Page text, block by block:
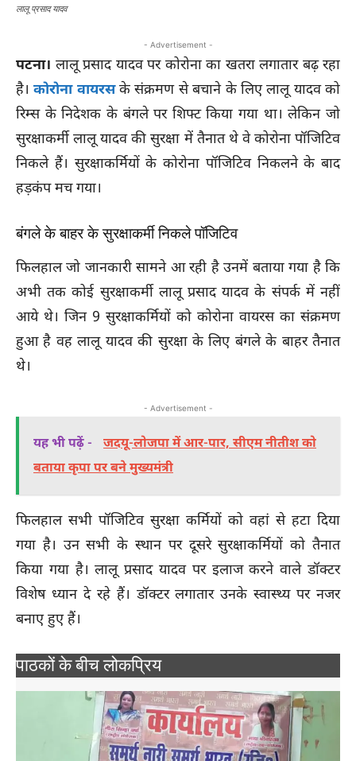
लालू प्रसाद यादव
- Advertisement -
पटना। लालू प्रसाद यादव पर कोरोना का खतरा लगातार बढ़ रहा
है। कोरोना वायरसके संक्रमण से बचाने के लिए लालू यादव को
रिम्स के निदेशक के बंगले पर शिफ्ट किया गया था। लेकिन जो
सुरक्षाकर्मी लालू यादव की सुरक्षा में तैनात थे वे कोरोना पॉजिटिव
निकले हैं। सुरक्षाकर्मियों के कोरोना पॉजिटिव निकलने के बाद
हड़कंप मच गया।
बंगले के बाहर के सुरक्षाकर्मी निकले पॉजिटिव
फिलहाल जो जानकारी सामने आ रही है उनमें बताया गया है कि
अभी तक कोई सुरक्षाकर्मी लालू प्रसाद यादव के संपर्क में नहीं
आये थे। जिन 9 सुरक्षाकर्मियों को कोरोना वायरस का संक्रमण
हुआ है वह लालू यादव की सुरक्षा के लिए बंगले के बाहर तैनात
थे।
- Advertisement -
यह भी पढ़ें -
जदयू-लोजपा में आर-पार, सीएम नीतीश को
बताया कृपा पर बने मुख्यमंत्री
फिलहाल सभी पॉजिटिव सुरक्षा कर्मियों को वहां से हटा दिया
गया है। उन सभी के स्थान पर दूसरे सुरक्षाकर्मियों को तैनात
किया गया है। लालू प्रसाद यादव पर इलाज करने वाले डॉक्टर
विशेष ध्यान दे रहे हैं। डॉक्टर लगातार उनके स्वास्थ्य पर नजर
बनाए हुए हैं।
पाठकों के बीच लोकप्रिय